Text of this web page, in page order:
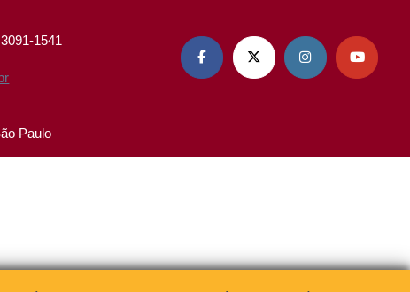
1541
   
Paulo